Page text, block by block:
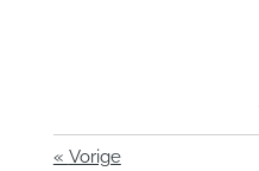
« Vorige